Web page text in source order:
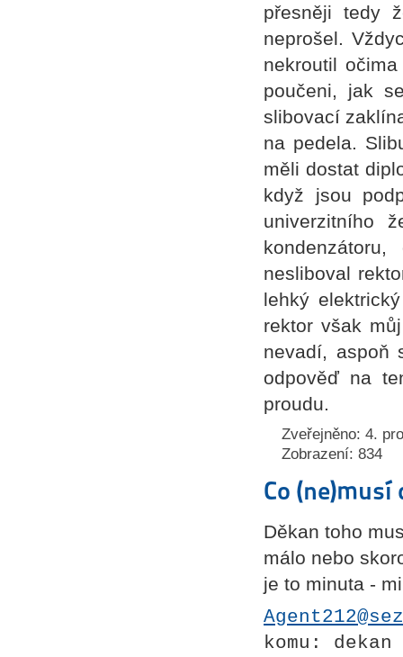
přesněji tedy
neprošel.
nekroutil
poučeni, jak
slibovací
na pedela.
měli dostat
když jsou
univerzitního
nesliboval
lehký
rektor však
nevadí, aspoň
odpověď na
proudu.
Zveřejněno: 4.
Zobrazení: 834
Co
Děkan toho
málo nebo
je to minuta -
komu: dekan